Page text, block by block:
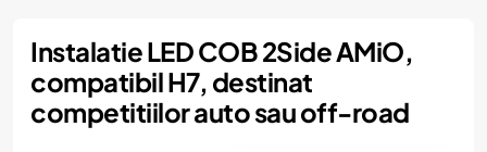
Momentan indisponibil
Instalatie LED COB 2Side AMiO,
compatibil H7, destinat
competitiilor auto sau off-road